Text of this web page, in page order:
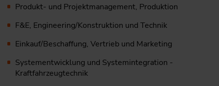
Produkt- und Projektmanagement, Produktion
F&E, Engineering/Konstruktion und Technik
Einkauf/Beschaffung, Vertrieb und Marketing
Systementwicklung und Systemintegration ­
Kraftfahrzeugtechnik